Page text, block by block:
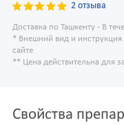
2 отзыва
Доставка по Ташкенту - В
* Внешний вид и инструкция
сайте
** Цена действительна для
Свойства